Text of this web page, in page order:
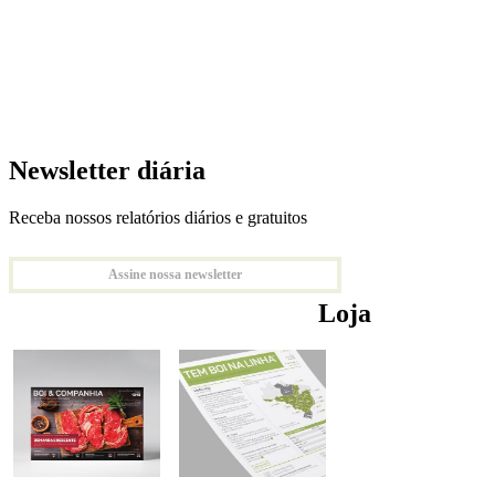
Newsletter diária
Receba nossos relatórios diários e gratuitos
Assine nossa newsletter
Loja